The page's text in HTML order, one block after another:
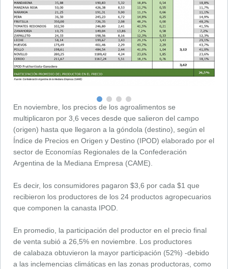
En noviembre, los precios de los agroalimentos se
multiplicaron por 3,6 veces desde que salieron del campo
(origen) hasta que llegaron a la góndola (destino), según el
Índice de Precios en Origen y Destino (IPOD) elaborado por el
sector de Economías Regionales de la Confederación
Argentina de la Mediana Empresa (CAME).
Es decir, los consumidores pagaron $3,6 por cada $1 que
recibieron los productores de los 24 productos agropecuarios
que componen la canasta IPOD.
En promedio, la participación del productor en el precio final
de venta subió a 26,5% en noviembre. Los productores
de calabaza obtuvieron la mayor participación (52%) -debido
a las inclemencias climáticas en las zonas productoras, como